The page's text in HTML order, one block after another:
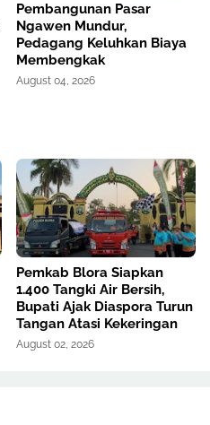
Pembangunan Pasar
Ngawen Mundur,
Pedagang Keluhkan Biaya
Membengkak
August 04, 2026
Pemkab Blora Siapkan
1.400 Tangki Air Bersih,
Bupati Ajak Diaspora Turun
Tangan Atasi Kekeringan
August 02, 2026